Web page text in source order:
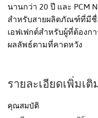
นานกว่า 20 ปี และ PCM
สำหรับสายผลิตภัณฑ์ที่มีชื่
เอฟเฟกต์สำหรับผู้ที่ต้อง
ผลลัพธ์ตามที่คาดหวัง
รายละเอียดเพิ่มเติ
คุณสมบัติ